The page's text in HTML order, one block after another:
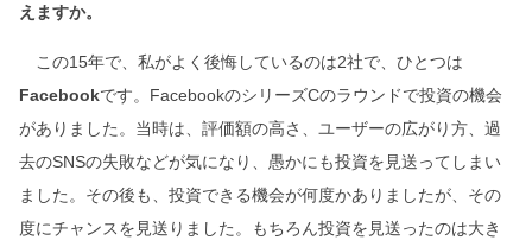
えますか。
この15年で、私がよく後悔しているのは2社で、ひとつは
Facebookです。FacebookのシリーズCのラウンドで投資の機会
がありました。当時は、評価額の高さ、ユーザーの広がり方、過
去のSNSの失敗などが気になり、愚かにも投資を見送ってしまい
ました。その後も、投資できる機会が何度かありましたが、その
度にチャンスを見送りました。もちろん投資を見送ったのは大き